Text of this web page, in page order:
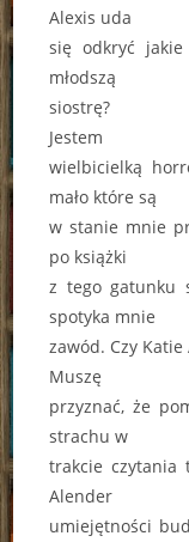
Alexis uda
się odkryć
młodszą
siostrę?
Jestem
wielbicielką
mało które są
w stanie mnie
po książki
z tego gatunku
spotyka mnie
zawód. Czy
Muszę
przyznać, że
strachu w
trakcie czytania
Alender
umiejętności